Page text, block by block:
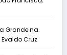
Grande na
Cruz